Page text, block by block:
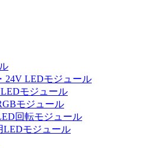
24V LEDモジュール
モジュール
モジュール
回転モジュール
LEDモジュール